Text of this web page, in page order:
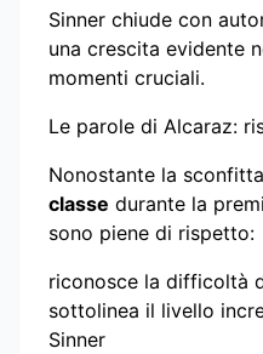
Sinner chiude con
una crescita evidente
momenti cruciali.
Le parole di Alcaraz:
Nonostante la
classe durante la
sono piene di rispetto:
riconosce la difficoltà
sottolinea il livello
Sinner